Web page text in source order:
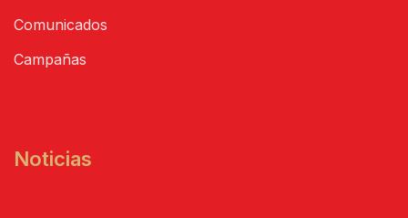
Comunicados
Campañas
Noticias